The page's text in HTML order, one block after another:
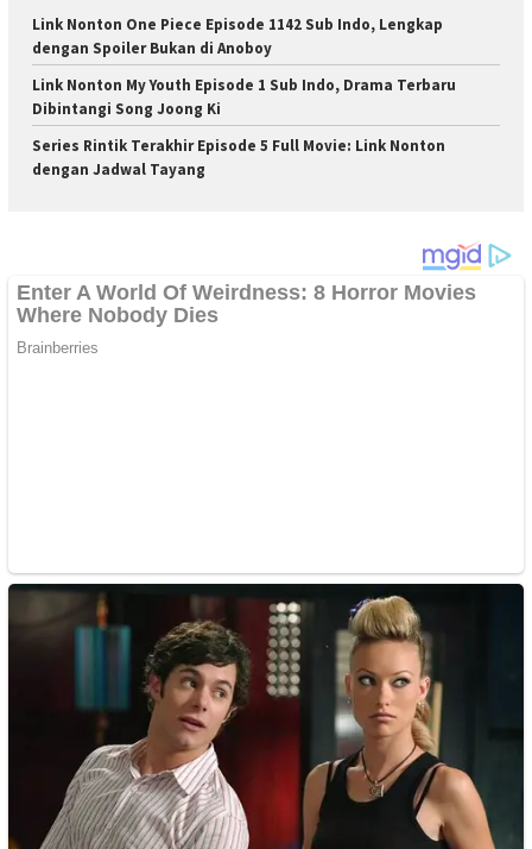
Link Nonton One Piece Episode 1142 Sub Indo, Lengkap
dengan Spoiler Bukan di Anoboy
Link Nonton My Youth Episode 1 Sub Indo, Drama Terbaru
Dibintangi Song Joong Ki
Series Rintik Terakhir Episode 5 Full Movie: Link Nonton
dengan Jadwal Tayang